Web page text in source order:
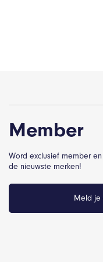
Member
Word exclusief member
de nieuwste merken!
Meld je